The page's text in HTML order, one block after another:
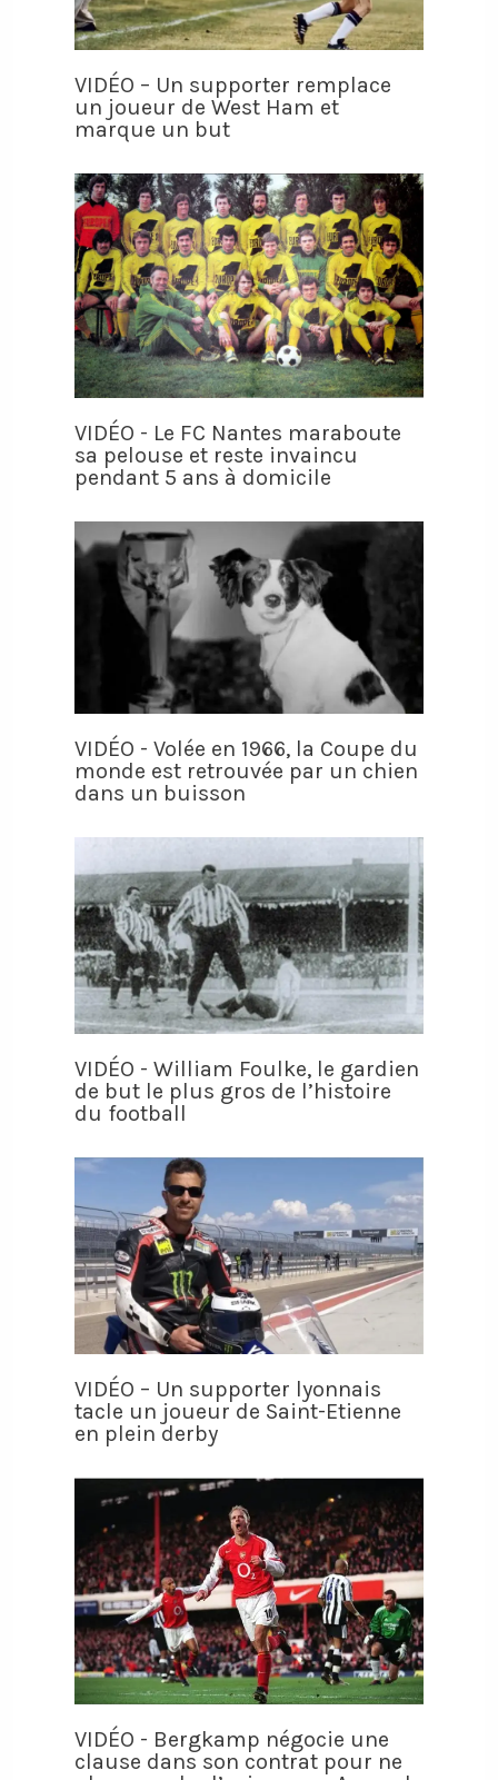
VIDÉO – Un supporter remplace
un joueur de West Ham et
marque un but
VIDÉO - Le FC Nantes maraboute
sa pelouse et reste invaincu
pendant 5 ans à domicile
VIDÉO - Volée en 1966, la Coupe du
monde est retrouvée par un chien
dans un buisson
VIDÉO - William Foulke, le gardien
de but le plus gros de l’histoire
du football
VIDÉO – Un supporter lyonnais
tacle un joueur de Saint-Etienne
en plein derby
VIDÉO - Bergkamp négocie une
clause dans son contrat pour ne